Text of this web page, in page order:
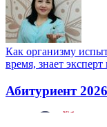
Как организму
время, знает
Абитуриент 2026